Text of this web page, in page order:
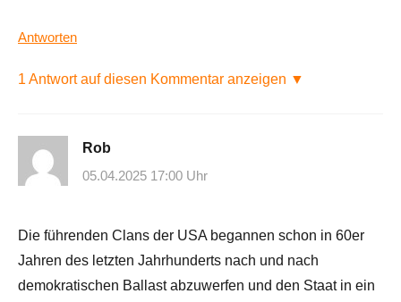
Antworten
1 Antwort auf diesen Kommentar anzeigen ▼
Rob
05.04.2025 17:00 Uhr
Die führenden Clans der USA begannen schon in 60er
Jahren des letzten Jahrhunderts nach und nach
demokratischen Ballast abzuwerfen und den Staat in ein